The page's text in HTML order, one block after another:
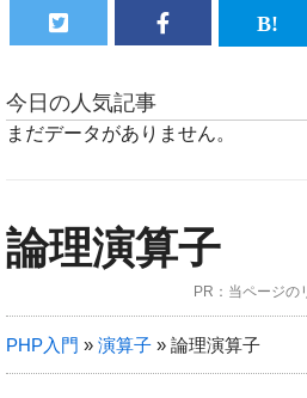
MySQL
jQuery
jQueryプラグイン
今日の人気記事
まだデータがありません。
論理演算子
PR：当ページの
PHP入門 » 演算子 » 論理演算子